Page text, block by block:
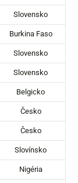
Slovensko
Burkina Faso
Slovensko
Slovensko
Belgicko
Česko
Česko
Slovínsko
Nigéria